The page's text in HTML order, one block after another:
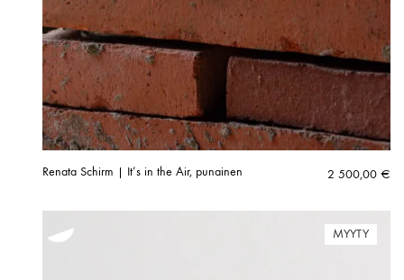
Renata Schirm | It’s in the Air, punainen 2 500,00 €
MYYTY